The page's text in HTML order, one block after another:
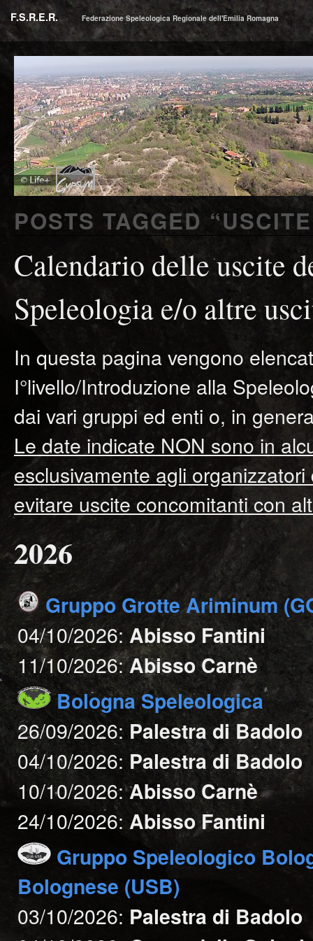
F.S.R.E.R. Federazione Speleologica Regionale dell'Emilia Romagna
POSTS TAGGED “USCITE
Calendario delle uscite
Speleologia e/o altre
In questa pagina vengono
I°livello/Introduzione alla
dai vari gruppi ed enti o, in
Le date indicate NON sono in
esclusivamente agli
evitare uscite concomitanti con
2026
Gruppo Grotte Ariminum
04/10/2026:Abisso Fantini
11/10/2026:Abisso Carnè
Bologna Speleologica
26/09/2026:Palestra di Badolo
04/10/2026: Palestra di Badolo
10/10/2026:Abisso Carnè
24/10/2026: Abisso Fantini
Gruppo Speleologico
Bolognese (USB)
03/10/2026: Palestra di Badolo